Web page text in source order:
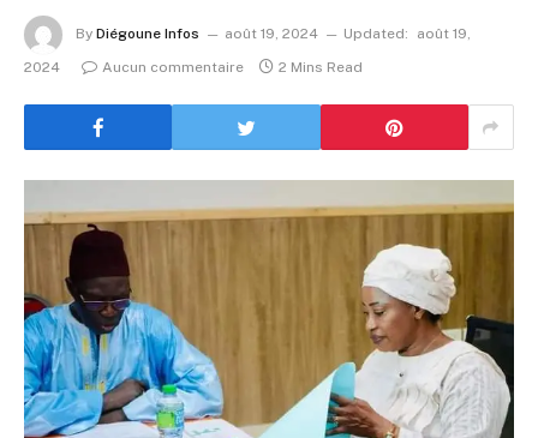
By Diégoune Infos août 19, 2024 Updated:
août 19,
2024
Aucun commentaire 2 Mins Read